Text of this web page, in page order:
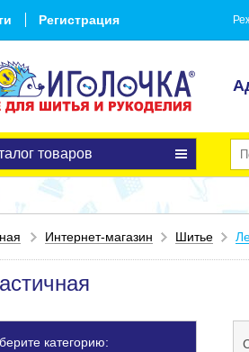
Регистрация
товаров
Интернет-магазин Шитье
категорию: